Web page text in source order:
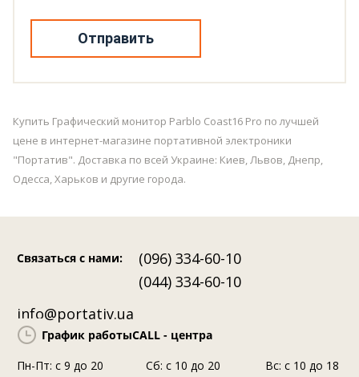
Отправить
Купить Графический монитор Parblo Coast16 Pro по лучшей
цене в интернет-магазине портативной электроники
"Портатив". Доставка по всей Украине: Киев, Львов, Днепр,
Одесса, Харьков и другие города.
Связаться с нами:
(096) 334-60-10
(044) 334-60-10
info@portativ.ua
График работыCALL - центра
Пн-Пт: c 9 до 20
Сб: с 10 до 20 Вс: с 10 до 18